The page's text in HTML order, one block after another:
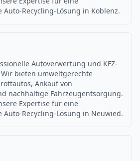
Recycling-Lösung in Koblenz.
Autoverwertung und KFZ-
bieten umweltgerechte
Ankauf von
nachhaltige Fahrzeugentsorgung.
Expertise für eine
Recycling-Lösung in Neuwied.